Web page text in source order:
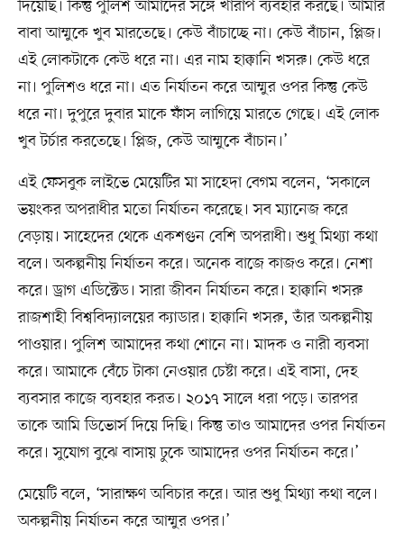
দিয়েছি। কিন্তু পুলিশ আমাদের সঙ্গে খারাপ ব্যবহার করছে। আমার
বাবা আম্মুকে খুব মারতেছে। কেউ বাঁচাচ্ছে না। কেউ বাঁচান, প্লিজ।
এই লোকটাকে কেউ ধরে না। এর নাম হাক্কানি খসরু। কেউ ধরে
না। পুলিশও ধরে না। এত নির্যাতন করে আম্মুর ওপর কিন্তু কেউ
ধরে না। দুপুরে দুবার মাকে ফাঁস লাগিয়ে মারতে গেছে। এই লোক
খুব টর্চার করতেছে। প্লিজ, কেউ আম্মুকে বাঁচান।’
এই ফেসবুক লাইভে মেয়েটির মা সাহেদা বেগম বলেন, ‘সকালে
ভয়ংকর অপরাধীর মতো নির্যাতন করেছে। সব ম্যানেজ করে
বেড়ায়। সাহেদের থেকে একশগুন বেশি অপরাধী। শুধু মিথ্যা কথা
বলে। অকল্পনীয় নির্যাতন করে। অনেক বাজে কাজও করে। নেশা
করে। ড্রাগ এডিক্টেড। সারা জীবন নির্যাতন করে। হাক্কানি খসরু
রাজশাহী বিশ্ববিদ্যালয়ের ক্যাডার। হাক্কানি খসরু, তাঁর অকল্পনীয়
পাওয়ার। পুলিশ আমাদের কথা শোনে না। মাদক ও নারী ব্যবসা
করে। আমাকে বেঁচে টাকা নেওয়ার চেষ্টা করে। এই বাসা, দেহ
ব্যবসার কাজে ব্যবহার করত। ২০১৭ সালে ধরা পড়ে। তারপর
তাকে আমি ডিভোর্স দিয়ে দিছি। কিন্তু তাও আমাদের ওপর নির্যাতন
করে। সুযোগ বুঝে বাসায় ঢুকে আমাদের ওপর নির্যাতন করে।’
মেয়েটি বলে, ‘সারাক্ষণ অবিচার করে। আর শুধু মিথ্যা কথা বলে।
অকল্পনীয় নির্যাতন করে আম্মুর ওপর।’